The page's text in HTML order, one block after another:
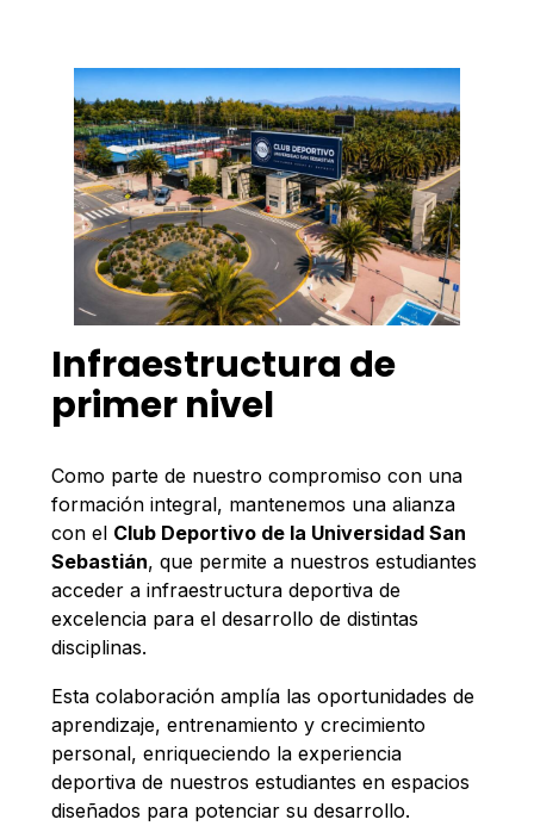
Infraestructura de
primer nivel
Como parte de nuestro compromiso con una
formación integral, mantenemos una alianza
con el Club Deportivo de la Universidad San
Sebastián, que permite a nuestros estudiantes
acceder a infraestructura deportiva de
excelencia para el desarrollo de distintas
disciplinas.
Esta colaboración amplía las oportunidades de
aprendizaje, entrenamiento y crecimiento
personal, enriqueciendo la experiencia
deportiva de nuestros estudiantes en espacios
diseñados para potenciar su desarrollo.